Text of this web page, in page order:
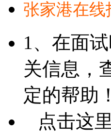
张家港在线
1、在面
关信息，
定的帮助！
点击这